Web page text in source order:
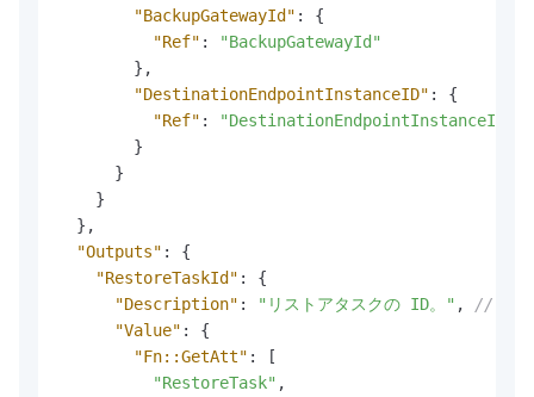
"BackupGatewayId" :
{
"Ref" :
"BackupGatewayId"
} ,
"DestinationEndpointInstanceID" :
{
"Ref" :
"DestinationEndpointInstanceID"
}
}
}
} ,
"Outputs" :
{
"RestoreTaskId" :
{
"Description" : "リストアタスクの ID。" ,
// 翻
"Value" :
{
"Fn::GetAtt" :
[
"RestoreTask" ,